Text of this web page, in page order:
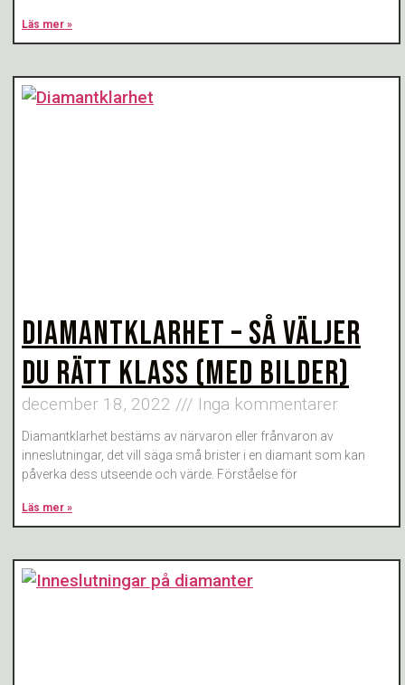
Läs mer »
DIAMANTKLARHET – SÅ VÄLJER
DU RÄTT KLASS (MED BILDER)
december 18, 2022 Inga kommentarer
Diamantklarhet bestäms av närvaron eller frånvaron av
inneslutningar, det vill säga små brister i en diamant som kan
påverka dess utseende och värde. Förståelse för
Läs mer »